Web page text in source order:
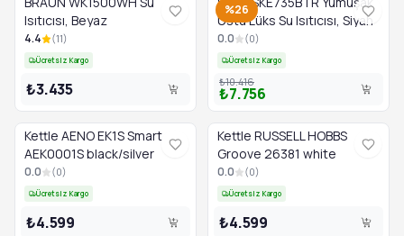
Isıtıcısı, Beyaz
4.4 (11)
Ücretsiz Kargo
₺3.435
%26
Üstü Lüks Su Isıtıcısı, Siyah
0.0 (0)
Ücretsiz Kargo
₺10.416
₺7.756
Kettle AENO EK1S Smart
AEK0001S black/silver
0.0 (0)
Ücretsiz Kargo
₺4.599
Kettle RUSSELL HOBBS
Groove 26381 white
0.0 (0)
Ücretsiz Kargo
₺4.599